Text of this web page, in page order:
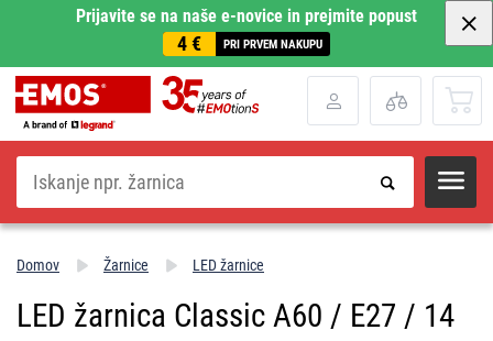
Prijavite se na naše e-novice in prejmite popust
4 € PRI PRVEM NAKUPU
Iskanje
Domov Žarnice LED žarnice
LED žarnica Classic A60 / E27 / 14